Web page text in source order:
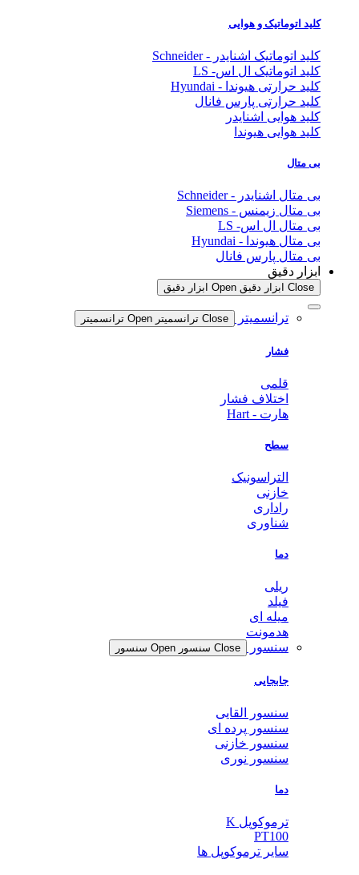
کلید اتوماتیک و هوایی
کلید اتوماتیک اشنایدر - Schneider
کلید اتوماتیک ال اس- LS
کلید حرارتی هیوندا - Hyundai
کلید حرارتی پارس فانال
کلید هوایی اشنایدر
کلید هوایی هیوندا
بی متال
بی متال اشنایدر - Schneider
بی متال زیمنس - Siemens
بی متال ال اس- LS
بی متال هیوندا - Hyundai
بی متال پارس فانال
ابزار دقیق
Close ابزار دقیق Open ابزار دقیق
ترانسمیتر Close ترانسمیتر Open ترانسمیتر
فشار
قلمی
اختلاف فشار
هارت - Hart
سطح
التراسونیک
خازنی
راداری
شناوری
دما
ریلی
فیلد
میله ای
هدمونت
سنسور
Close سنسور Open سنسور
جابجایی
سنسور القایی
سنسور پرده ای
سنسور خازنی
سنسور نوری
دما
ترموکوپل K
PT100
سایر ترموکوپل ها